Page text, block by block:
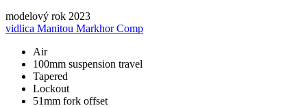
modelový rok 2023
vidlica Manitou Markhor Comp
Air
100mm suspension travel
Tapered
Lockout
51mm fork offset